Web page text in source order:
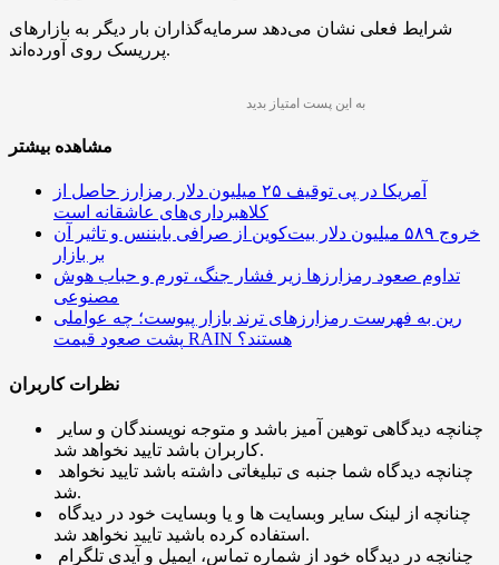
شرایط فعلی نشان می‌دهد سرمایه‌گذاران بار دیگر به بازارهای
پرریسک روی آورده‌اند.
به این پست امتیاز بدید
مشاهده بیشتر
آمریکا در پی توقیف ۲۵ میلیون دلار رمزارز حاصل از
کلاهبرداری‌های عاشقانه است
خروج ۵۸۹ میلیون دلار بیت‌کوین از صرافی بایننس و تاثیر آن
بر بازار
تداوم صعود رمزارزها زیر فشار جنگ، تورم و حباب هوش
مصنوعی
رین به فهرست رمزارزهای ترند بازار پیوست؛ چه عواملی
پشت صعود قیمت RAIN هستند؟
نظرات کاربران
کاربران باشد تایید نخواهد شد.
شد.
استفاده کرده باشید تایید نخواهد شد.